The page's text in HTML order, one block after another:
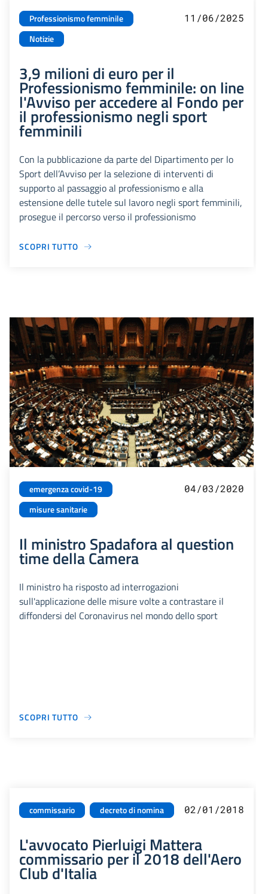
Professionismo femminile
Notizie
11/06/2025
3,9 milioni di euro per il
Professionismo femminile: on line
l'Avviso per accedere al Fondo per
il professionismo negli sport
femminili
Con la pubblicazione da parte del Dipartimento per lo
Sport dell’Avviso per la selezione di interventi di
supporto al passaggio al professionismo e alla
estensione delle tutele sul lavoro negli sport femminili,
prosegue il percorso verso il professionismo
SCOPRI TUTTO
emergenza covid-19
misure sanitarie
04/03/2020
Il ministro Spadafora al question
time della Camera
Il ministro ha risposto ad interrogazioni
sull'applicazione delle misure volte a contrastare il
diffondersi del Coronavirus nel mondo dello sport
SCOPRI TUTTO
commissario decreto di nomina 02/01/2018
L'avvocato Pierluigi Mattera
commissario per il 2018 dell'Aero
Club d'Italia